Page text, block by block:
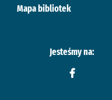
Mapa bibliotek
Jesteśmy na: